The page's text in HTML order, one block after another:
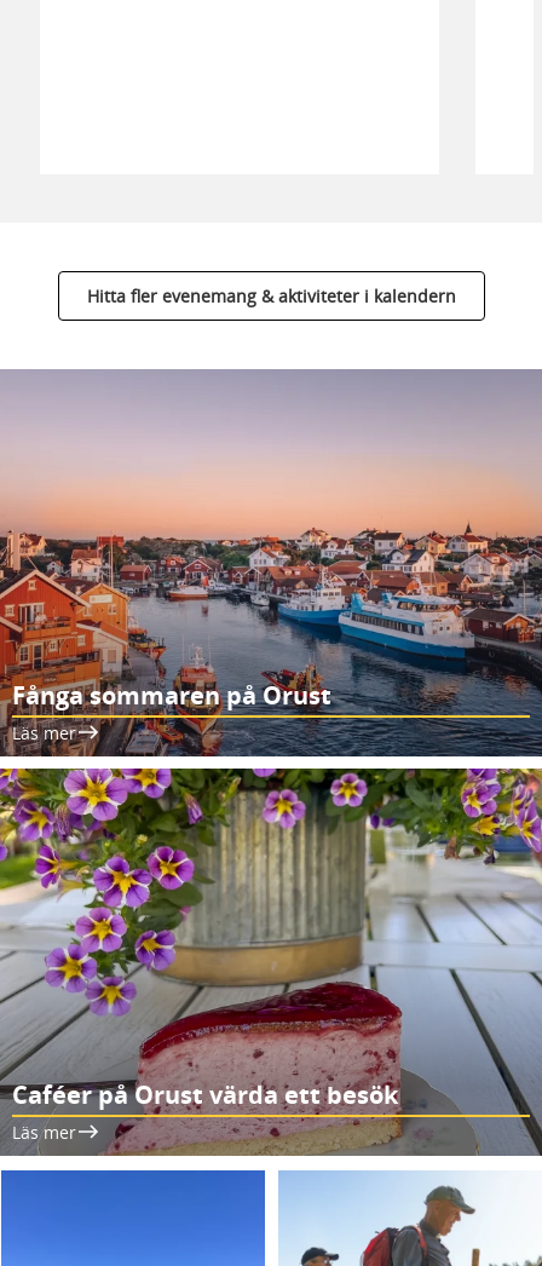
Hitta fler evenemang & aktiviteter i kalendern
Fånga sommaren på Orust
Läs mer
Caféer på Orust värda ett besök
Läs mer